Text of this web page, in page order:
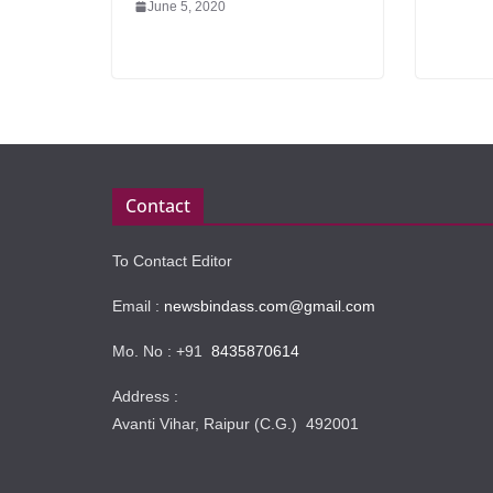
June 5, 2020
Contact
To Contact Editor
Email : newsbindass.com@gmail.com
Mo. No : +91 8435870614
Address :
Avanti Vihar, Raipur (C.G.) 492001